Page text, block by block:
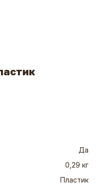
Да
0,29 кг
Пластик